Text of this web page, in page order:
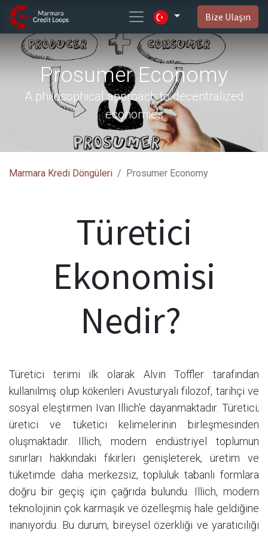
Bize Ulaşın
Prosumer Economy
A philosophical approach to decentralized
economies
Marmara Kredi Döngüleri Prosumer Economy
Türetici
Ekonomisi
Nedir?
Türetici terimi ilk olarak Alvin Toffler tarafından
kullanılmış olup kökenleri Avusturyalı filozof, tarihçi ve
sosyal eleştirmen Ivan Illich'e dayanmaktadır. Türetici;
üretici ve tüketici kelimelerinin birleşmesinden
oluşmaktadır. Illich, modern endüstriyel toplumun
sınırları hakkındaki fikirleri genişleterek, üretim ve
tüketimde daha merkezsiz, topluluk tabanlı formlara
doğru bir geçiş için çağrıda bulundu. Illich, modern
teknolojinin çok karmaşık ve özelleşmiş hale geldiğine
inanıyordu. Bu durum, bireysel özerkliği ve yaratıcılığı